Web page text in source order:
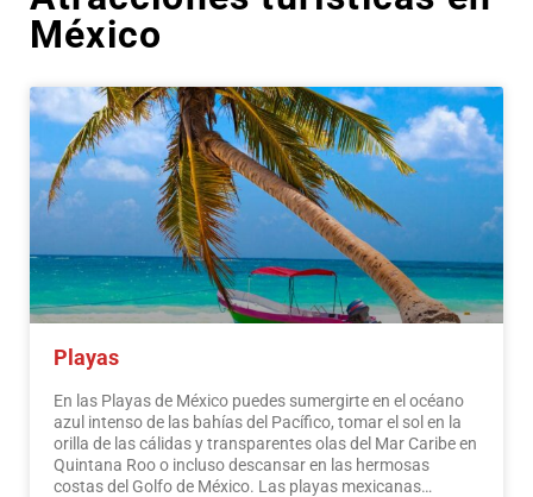
México
Playas
En las Playas de México puedes sumergirte en el océano
azul intenso de las bahías del Pacífico, tomar el sol en la
orilla de las cálidas y transparentes olas del Mar Caribe en
Quintana Roo o incluso descansar en las hermosas
costas del Golfo de México. Las playas mexicanas